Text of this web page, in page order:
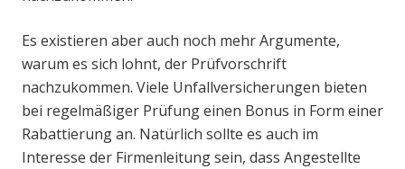
Es existieren aber auch noch mehr Argumente,
warum es sich lohnt, der Prüfvorschrift
nachzukommen. Viele Unfallversicherungen bieten
bei regelmäßiger Prüfung einen Bonus in Form einer
Rabattierung an. Natürlich sollte es auch im
Interesse der Firmenleitung sein, dass Angestellte